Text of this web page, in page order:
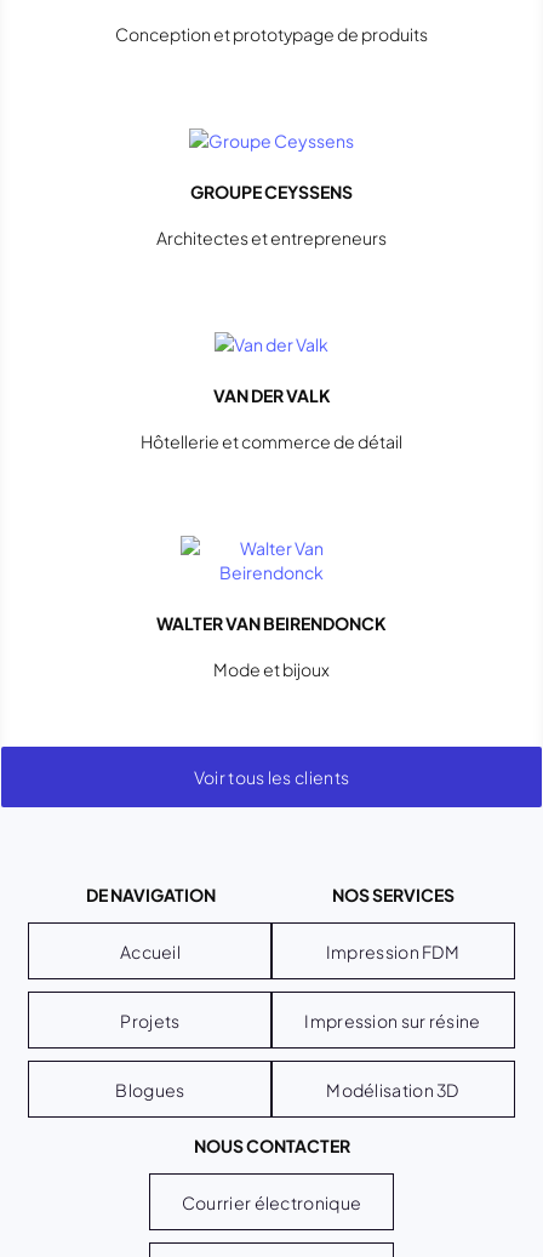
Conception et prototypage de produits
GROUPE CEYSSENS
Architectes et entrepreneurs
VAN DER VALK
Hôtellerie et commerce de détail
WALTER VAN BEIRENDONCK
Mode et bijoux
Voir tous les clients
DE NAVIGATION
Accueil
Projets
Blogues
NOS SERVICES
Impression FDM
Impression sur résine
Modélisation 3D
NOUS CONTACTER
Courrier électronique